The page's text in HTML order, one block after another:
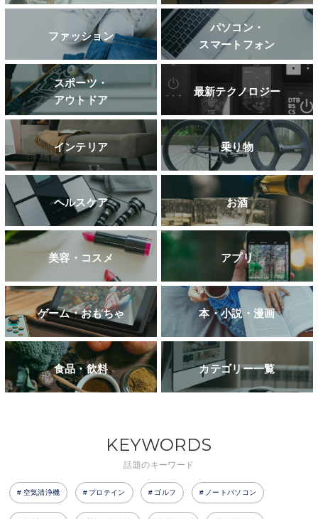
ファッション
パソコン・
スマートフォン
スポーツ・
アウトドア
最新テクノロジー
インテリア 乗り物
ヘルスケア お酒
美容・コスメ アプリ
ゲーム・おもちゃ 本・小説・漫画
食品・飲料 カテゴリー一覧
KEYWORDS
話題のキーワード
空気清浄機 プロテイン ゴルフ ノートパソコン